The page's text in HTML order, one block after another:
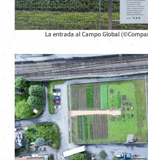
La entrada al Campo Global